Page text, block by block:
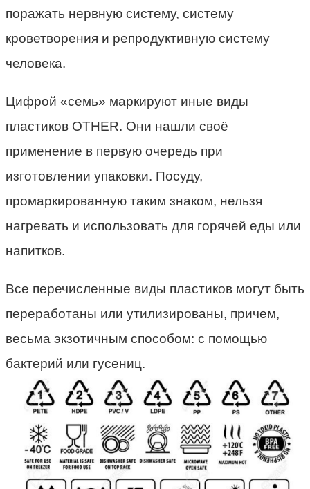
поражать нервную систему, систему
кроветворения и репродуктивную систему
человека.
Цифрой «семь» маркируют иные виды
пластиков OTHER. Они нашли своё
применение в первую очередь при
изготовлении упаковки. Посуду,
промаркированную таким знаком, нельзя
нагревать и использовать для горячей еды или
напитков.
Все перечисленные виды пластиков могут быть
переработаны или утилизированы, причем,
весьма экзотичным способом: с помощью
бактерий или гусениц.